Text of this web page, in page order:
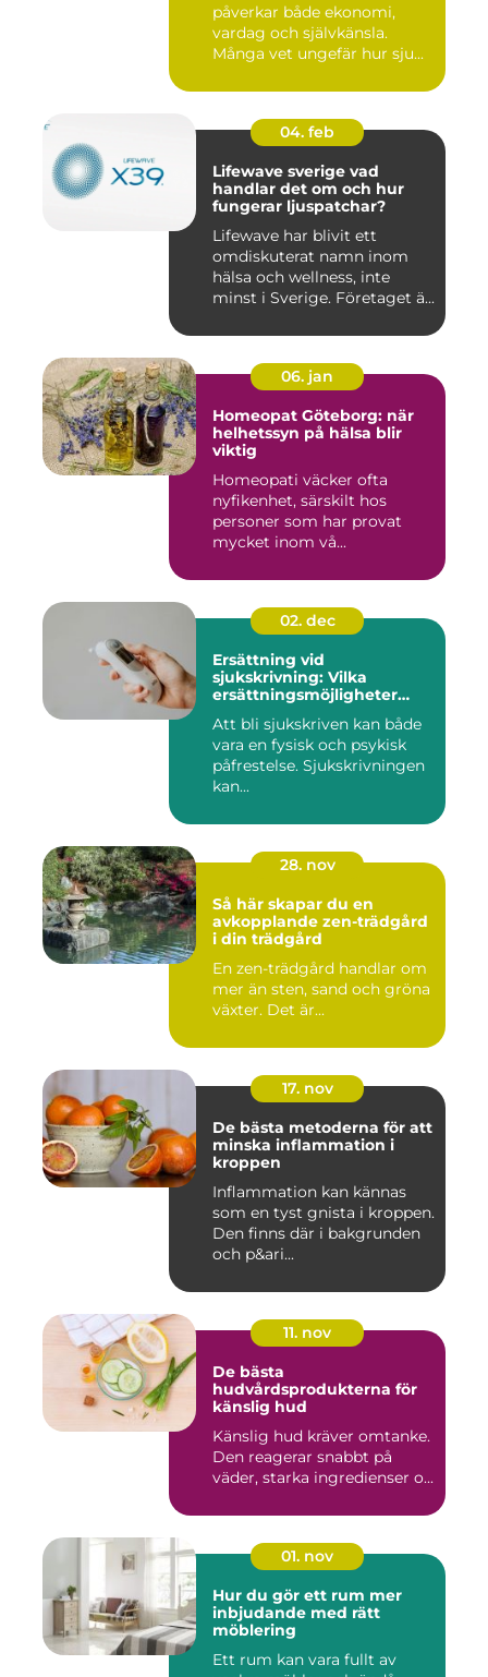
påverkar både ekonomi,
vardag och självkänsla.
Många vet ungefär hur sju...
04. feb
Lifewave sverige vad
handlar det om och hur
fungerar ljuspatchar?
Lifewave har blivit ett
omdiskuterat namn inom
hälsa och wellness, inte
minst i Sverige. Företaget ä...
06. jan
Homeopat Göteborg: när
helhetssyn på hälsa blir
viktig
Homeopati väcker ofta
nyfikenhet, särskilt hos
personer som har provat
mycket inom vå...
02. dec
Ersättning vid
sjukskrivning: Vilka
ersättningsmöjligheter
Att bli sjukskriven kan både
vara en fysisk och psykisk
påfrestelse. Sjukskrivningen
kan...
28. nov
Så här skapar du en
avkopplande zen-trädgård
i din trädgård
En zen-trädgård handlar om
mer än sten, sand och gröna
växter. Det är...
17. nov
De bästa metoderna för att
minska inflammation i
kroppen
Inflammation kan kännas
som en tyst gnista i kroppen.
Den finns där i bakgrunden
och p&ari...
11. nov
De bästa
hudvårdsprodukterna för
känslig hud
Känslig hud kräver omtanke.
Den reagerar snabbt på
väder, starka ingredienser o...
01. nov
Hur du gör ett rum mer
inbjudande med rätt
möblering
Ett rum kan vara fullt av